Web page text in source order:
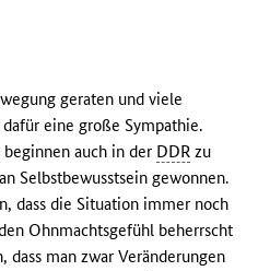
geraten und viele
eine große Sympathie.
auch in der DDR zu
Selbstbewusstsein gewonnen.
dass die Situation immer noch
Ohnmachtsgefühl beherrscht
dass man zwar Veränderungen